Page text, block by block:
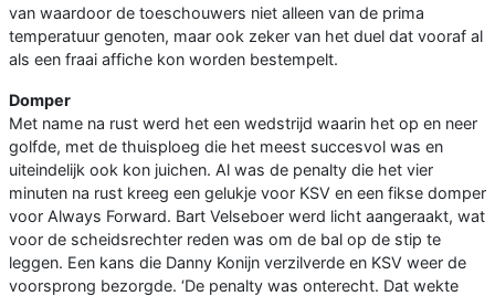
van waardoor de toeschouwers niet alleen van de prima
temperatuur genoten, maar ook zeker van het duel dat vooraf al
als een fraai affiche kon worden bestempelt.
Domper
Met name na rust werd het een wedstrijd waarin het op en neer
golfde, met de thuisploeg die het meest succesvol was en
uiteindelijk ook kon juichen. Al was de penalty die het vier
minuten na rust kreeg een gelukje voor KSV en een fikse domper
voor Always Forward. Bart Velseboer werd licht aangeraakt, wat
voor de scheidsrechter reden was om de bal op de stip te
leggen. Een kans die Danny Konijn verzilverde en KSV weer de
voorsprong bezorgde. ‘De penalty was onterecht. Dat wekte